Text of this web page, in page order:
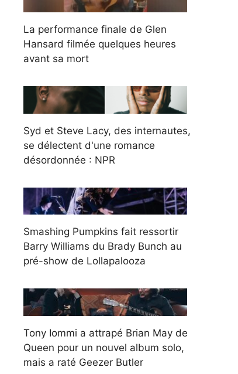
La performance finale de Glen
Hansard filmée quelques heures
avant sa mort
Syd et Steve Lacy, des internautes,
se délectent d'une romance
désordonnée : NPR
Smashing Pumpkins fait ressortir
Barry Williams du Brady Bunch au
pré-show de Lollapalooza
Tony Iommi a attrapé Brian May de
Queen pour un nouvel album solo,
mais a raté Geezer Butler